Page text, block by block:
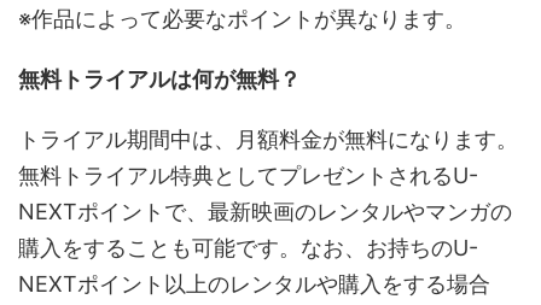
※作品によって必要なポイントが異なります。
無料トライアルは何が無料？
トライアル期間中は、月額料金が無料になります。
無料トライアル特典としてプレゼントされるU-
NEXTポイントで、最新映画のレンタルやマンガの
購入をすることも可能です。なお、お持ちのU-
NEXTポイント以上のレンタルや購入をする場合